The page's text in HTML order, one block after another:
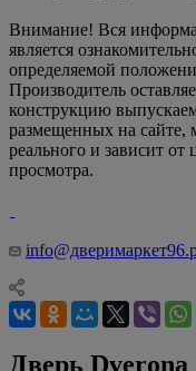
Внимание! Вся
является
определяемой
Производитель
конструкцию
размещенных на сайте,
реального и зависит от
просмотра.
Дверь Dverona